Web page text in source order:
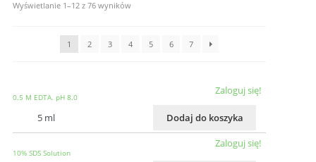
Wyświetlanie 1–12 z 76 wyników
1 2 3 4 5 6 7
0.5 M EDTA. pH 8.0
5 ml
Zaloguj się!
Dodaj do koszyka
10% SDS Solution
Zaloguj się!